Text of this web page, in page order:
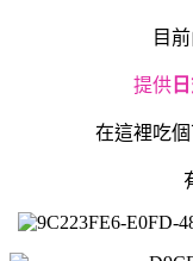
目
提供
在這裡吃